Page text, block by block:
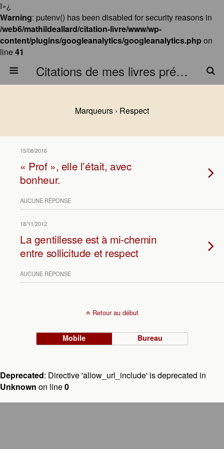
ï»¿
Warning: putenv() has been disabled for security reasons in
/web6/mathildeallard/citation-livre/www/wp-
content/plugins/googleanalytics/googleanalytics.php on
line41
Citations de mes livres préférés
Marqueurs › Respect
15/08/2016
« Prof », elle l’était, avec
bonheur.
AUCUNE RÉPONSE
18/11/2012
La gentillesse est à mi-chemin
entre sollicitude et respect
AUCUNE RÉPONSE
Retour au début
Mobile Bureau
Deprecated: Directive 'allow_url_include' is deprecated in
Unknown on line0